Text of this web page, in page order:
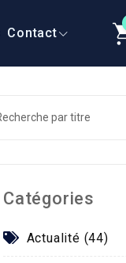
Contact
Catégories
Actualité (44)